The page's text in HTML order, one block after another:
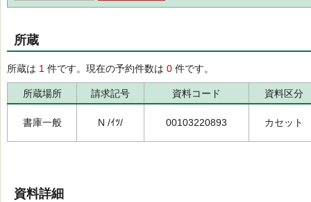
所蔵
所蔵は 1 件です。現在の予約件数は 0 件です。
所蔵場所 請求記号 資料コード 資料区分
書庫一般 N /ｲﾂ/ 00103220893 カセット
資料詳細